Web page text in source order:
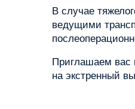
В случае
ведущими
Приглашаем вас
на экстренный